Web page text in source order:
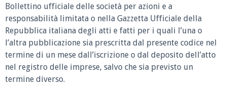
Bollettino ufficiale delle società per azioni e a
responsabilità limitata o nella Gazzetta Ufficiale della
Repubblica italiana degli atti e fatti per i quali l’una o
l’altra pubblicazione sia prescritta dal presente codice nel
termine di un mese dall’iscrizione o dal deposito dell’atto
nel registro delle imprese, salvo che sia previsto un
termine diverso.